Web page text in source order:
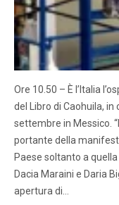
Ore 10.50 – È l’Italia
del Libro di Caohuila,
settembre in Messico.
portante della
Paese soltanto a
Dacia Maraini e Daria
apertura di…